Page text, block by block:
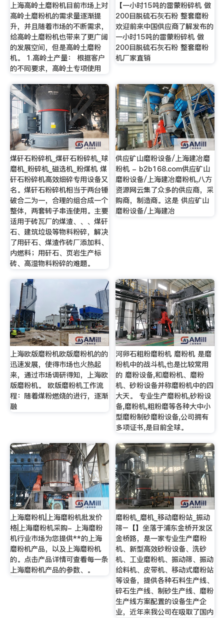
上海高岭土磨粉机目前市场上对
高岭土磨粉机的需求量逐渐提
升，并且随着市场的不断需求，
给高岭土磨粉机也带来了更广阔
的发展空间，但是高岭土磨粉
机。 1.高岭土产量： 根据客户
的不同要求，高岭土专项使用
【一小时15吨的雷蒙粉碎机 做
200目脱硫石灰石粉 整套磨粉
欢迎前来中国供应商了解发布的
一小时15吨的雷蒙粉碎机 做
200目脱硫石灰石粉 整套磨粉
机厂家直销
煤矸石粉碎机_煤矸石粉碎机_球
磨机_粉碎机_磁选机_粉煤机 煤
矸石粉碎机高效细碎专用设备又
名。煤矸石粉碎机相当于两台锤
破合二为一，合理的组合成一个
整体，两套转子串连使用。主要
适用于砖瓦厂的煤渣、、、煤矸
石、建筑垃圾等物料粉碎，解决
了用矸石、煤渣作砖厂添加料、
内燃料；用矸石、页岩生产标
砖、高湿物料粉碎的难题。
供应矿山磨粉设备/上海建冶磨
粉机 - b2b168.com供应矿山
磨粉设备/上海建冶磨粉机,八方
资源网云集了众多的供应商，采
购商，制造商。这是 供应矿山
磨粉设备/上海建冶
上海欧版磨粉机欧版磨粉机的的
迅速发展，使得市场也火热起
来，通过市场调研得知，上海欧
版磨粉机。 欧版磨粉机工作流
程：随着煤粉燃烧的进行，逐渐
融
河卵石粗粉磨粉机 磨粉机 是磨
粉机中的战斗机,也是比较常用
的 磨粉设备,和磨粉机、磨粉
机、砂粉设备并称磨粉机中的四
大天。 专业生产磨粉机,砂粉设
备,磨粉机,粗粉磨等各种大中小
型磨粉制砂磨粉设备,公司拥有
多项证书,是目前全球。
上海磨粉机|上海磨粉机批发价
格|上海磨粉机采购- 上海磨粉
机行业市场为您提供**的上海
磨粉机产品，以及上海磨粉机
的。点击产品详情可查看每一条
上海磨粉机产品的参数、。
磨粉机_磨机_移动磨粉站_振动
筛–【】坐落于浦东金桥开发区
金桥路，是一家专业生产磨粉
机、新型高效砂粉设备、洗砂
机、工业磨粉机、振动筛、振动
给料机、皮带机、移动式磨粉站
等设备，提供各种石料生产线、
碎石生产线、制砂生产线、磨粉
生产线方案配置的设备生产企
业，近年来我公司在吸取了国内